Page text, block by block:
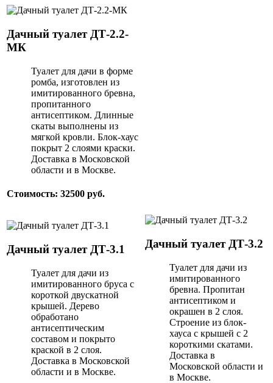
Дачный туалет ДТ-2.2-
МК
Туалет для дачи в форме
ромба, изготовлен из
имитированного бревна,
пропитанного
антисептиком. Длинные
скаты выполнены из
мягкой кровли. Блок-хаус
покрыт 2 слоями краски.
Доставка в Московской
области и в Москве.
Стоимость: 32500 руб.
Дачный туалет ДТ-3.1
Туалет для дачи из
имитированного бруса с
короткой двускатной
крышей. Дерево
обработано
антисептическим
составом и покрыто
краской в 2 слоя.
Доставка в Московской
области и в Москве.
Дачный туалет ДТ-3.2
Туалет для дачи из
имитированного
бревна. Пропитан
антисептиком и
окрашен в 2 слоя.
Строение из блок-
хауса с крышей с 2
короткими скатами.
Доставка в
Московской области и
в Москве.